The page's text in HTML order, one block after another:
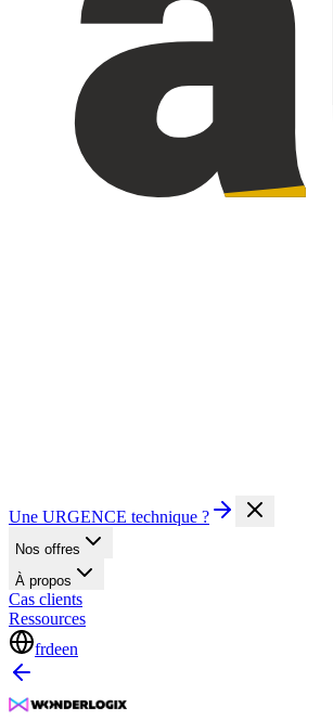
Une URGENCE technique ?
Nos offres
À propos
Cas clients
Ressources
frdeen